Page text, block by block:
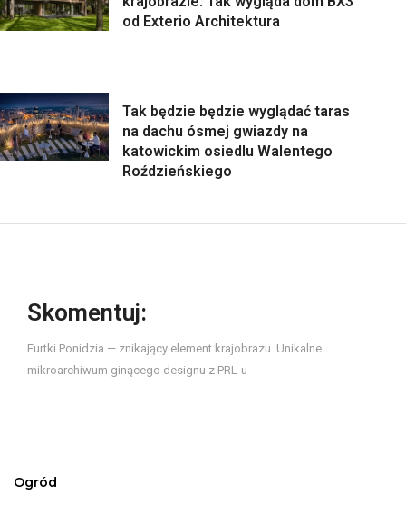
od Exterio Architektura
Tak będzie będzie wyglądać taras
na dachu ósmej gwiazdy na
katowickim osiedlu Walentego
Roździeńskiego
Skomentuj:
Furtki Ponidzia — znikający element krajobrazu. Unikalne
mikroarchiwum ginącego designu z PRL-u
Ogród